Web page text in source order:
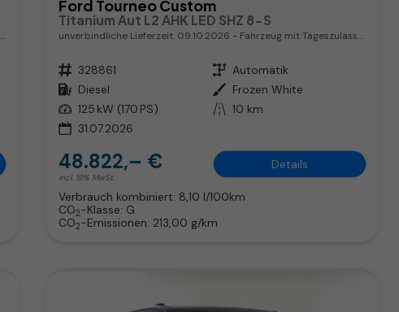
Ford Tourneo Custom
Titanium Aut L2 AHK LED SHZ 8-S
unverbindliche Lieferzeit: 09.10.2026 Fahrzeug mit Tageszulassung
Fahrzeugnr. 328861 Getriebe Automatik
Kraftstoff Diesel Außenfarbe Frozen White
Leistung 125 kW (170 PS) Kilometerstand 10 km
31.07.2026
48.822,– €
incl. 19% MwSt.
Details
Verbrauch kombiniert: 8,10 l/100km
CO2-Klasse: G
CO2-Emissionen: 213,00 g/km